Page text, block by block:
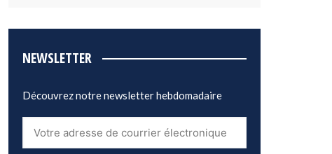
NEWSLETTER
Découvrez notre newsletter hebdomadaire